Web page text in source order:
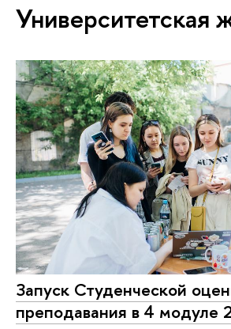
Университетская
Запуск Студенческой
преподавания в 4 модуле